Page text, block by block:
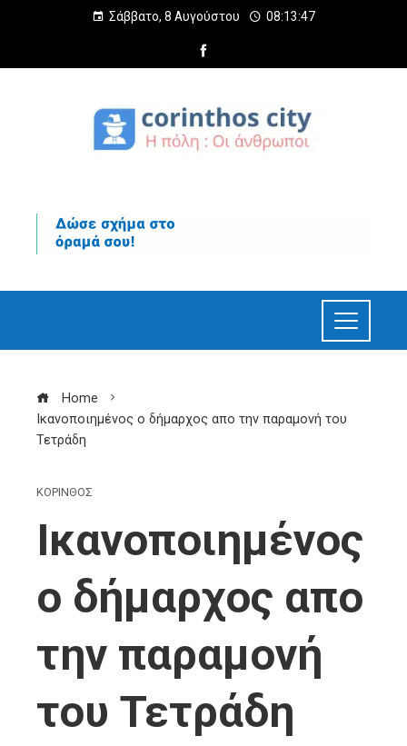
Σάββατο, 8 Αυγούστου 08:13:48
Home
Ικανοποιημένος ο δήμαρχος απο την παραμονή του
Τετράδη
ΚΟΡΙΝΘΟΣ
Ικανοποιημένος
ο δήμαρχος απο
την παραμονή
του Τετράδη